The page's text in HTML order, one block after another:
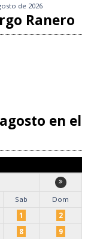
de 2026
Ranero
en el
Sab
Dom
1
2
8
9